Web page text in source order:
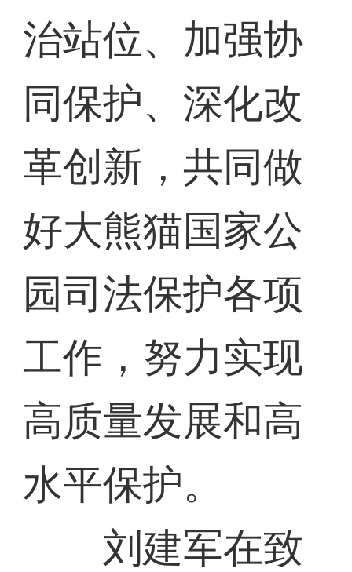
治站位、加强协
同保护、深化改
革创新，共同做
好大熊猫国家公
园司法保护各项
工作，努力实现
高质量发展和高
水平保护。
刘建军在致